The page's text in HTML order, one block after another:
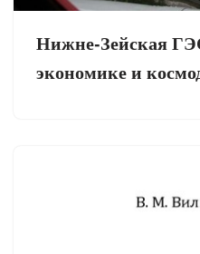
Нижне-Зейская
экономике и